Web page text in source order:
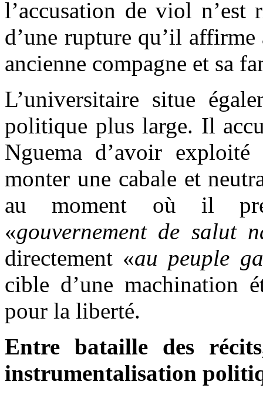
l’accusation de viol n’est
d’une rupture qu’il
ancienne compagne et sa
L’universitaire situe
politique plus large. Il
Nguema d’avoir exploité
monter une cabale et
au moment où il
«gouvernement de salut
directement «au peuple
cible d’une machination
pour la liberté.
Entre bataille des
instrumentalisation